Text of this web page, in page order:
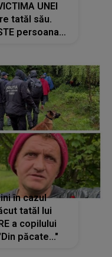
UNEI
tatăl său.
persoana
în cazul
tatăl lui
a copilului
păcate..."